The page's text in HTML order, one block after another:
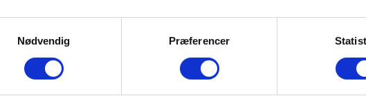
Nødvendig
Præferencer